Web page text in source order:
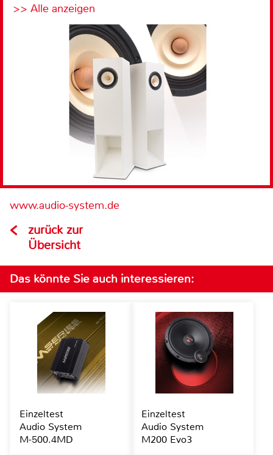
>> Alle anzeigen
www.audio-system.de
zurück zur
Übersicht
Das könnte Sie auch interessieren:
Einzeltest
Audio System
M-500.4MD
Einzeltest
Audio System
M200 Evo3